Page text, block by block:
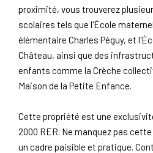
proximité, vous trouverez
scolaires tels que l'École
élémentaire Charles Péguy, et
Château, ainsi que des
enfants comme la Crèche
Maison de la Petite Enfance.
Cette propriété est une
2000 RER. Ne manquez pas
un cadre paisible et pratique.